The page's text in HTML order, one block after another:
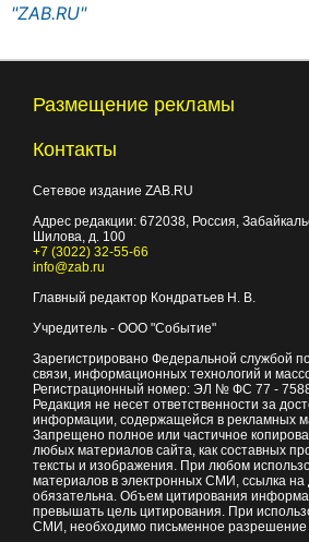
"ZAB.RU"
Размещение рекламы
Контакты
Сетевое издание ZAB.RU
Адрес редакции: 672038 , Россия,
Шилова, д. 100
+7 (3022) 32-55-66
info@zab.ru
Главный редактор Кондратьев Н. В.
Учредитель - ООО "Событие"
Зарегистрировано Федеральной службой
связи, информационных технологий и
Регистрационный номер: ЭЛ № ФС 77 -
Редакция не несет ответственности за
информации, содержащейся в рекламных
Запрещено полное или частичное
любых материалов сайта, как составных
тексты и изображения. При любом
материалов в электронных СМИ, ссылка на
обязательна. Объем цитирования
превышать цель цитирования. При
СМИ, необходимо письменное разрешение